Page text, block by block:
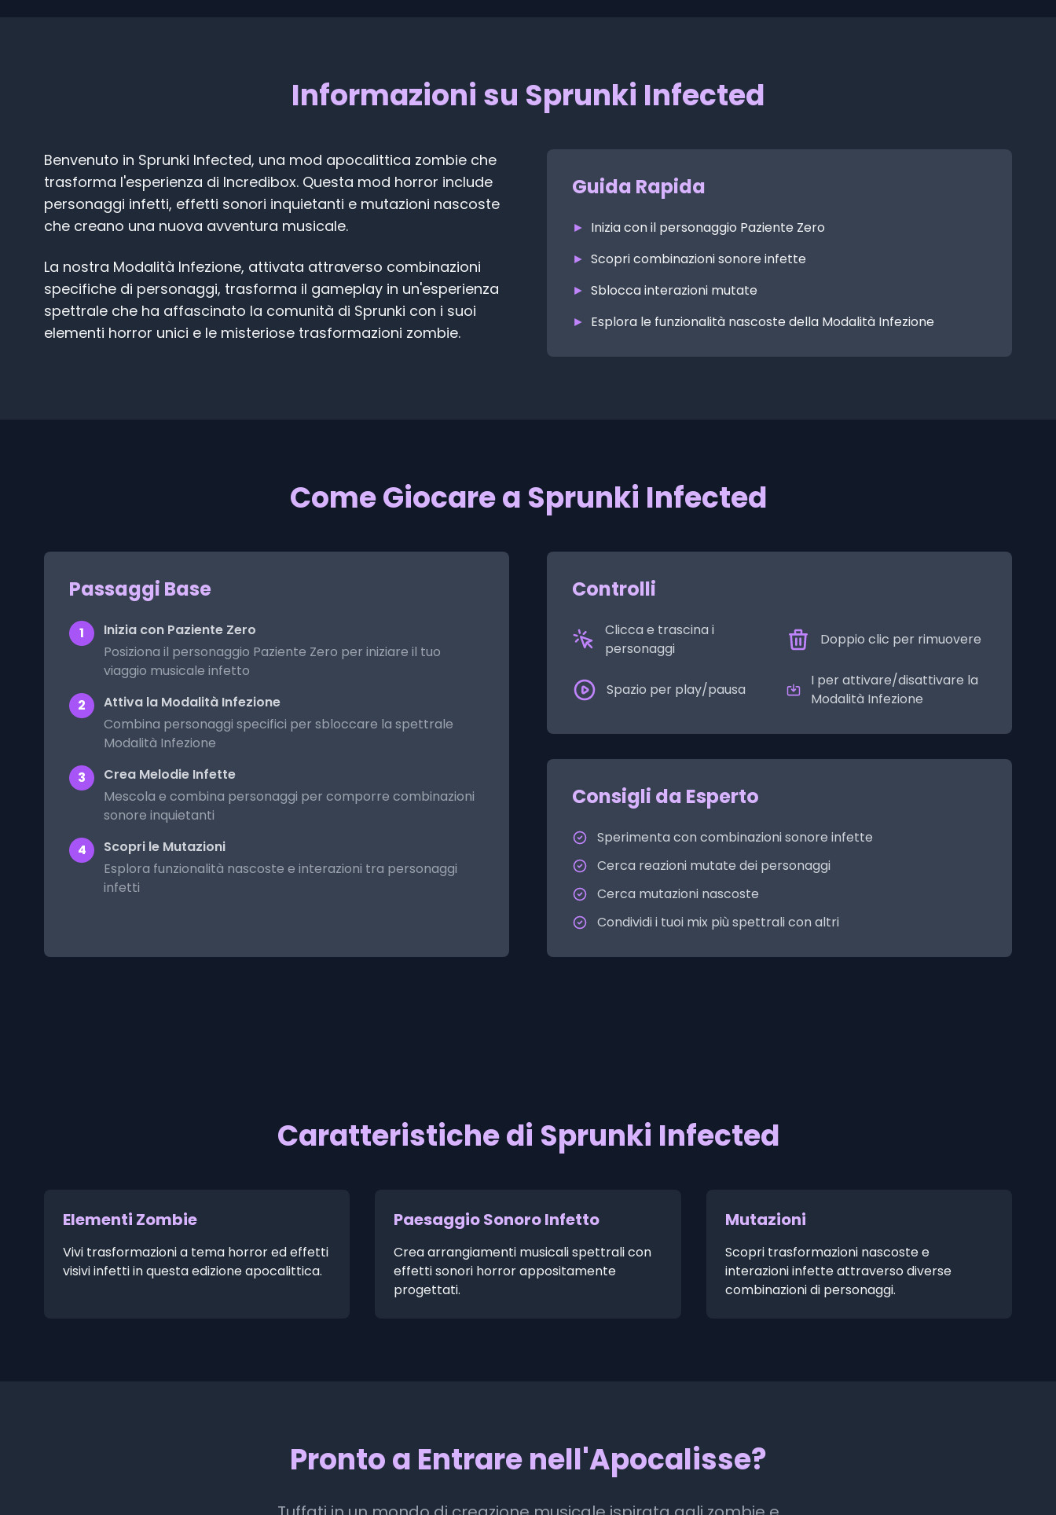
Informazioni su Sprunki Infected
Benvenuto in Sprunki Infected, una mod apocalittica zombie che
trasforma l'esperienza di Incredibox. Questa mod horror include
personaggi infetti, effetti sonori inquietanti e mutazioni nascoste
che creano una nuova avventura musicale.
La nostra Modalità Infezione, attivata attraverso combinazioni
specifiche di personaggi, trasforma il gameplay in un'esperienza
spettrale che ha affascinato la comunità di Sprunki con i suoi
elementi horror unici e le misteriose trasformazioni zombie.
Guida Rapida
► Inizia con il personaggio Paziente Zero
► Scopri combinazioni sonore infette
► Sblocca interazioni mutate
► Esplora le funzionalità nascoste della Modalità Infezione
Come Giocare a Sprunki Infected
Passaggi Base
1
Inizia con Paziente Zero
Posiziona il personaggio Paziente Zero per iniziare il tuo
viaggio musicale infetto
2
Attiva la Modalità Infezione
Combina personaggi specifici per sbloccare la spettrale
Modalità Infezione
3
Crea Melodie Infette
Mescola e combina personaggi per comporre combinazioni
sonore inquietanti
4
Scopri le Mutazioni
Esplora funzionalità nascoste e interazioni tra personaggi
infetti
Controlli
Clicca e trascina i
personaggi
Doppio clic per rimuovere
Spazio per play/pausa
I per attivare/disattivare la
Modalità Infezione
Consigli da Esperto
Sperimenta con combinazioni sonore infette
Cerca reazioni mutate dei personaggi
Cerca mutazioni nascoste
Condividi i tuoi mix più spettrali con altri
Caratteristiche di Sprunki Infected
Elementi Zombie
Vivi trasformazioni a tema horror ed effetti
visivi infetti in questa edizione apocalittica.
Paesaggio Sonoro Infetto
Crea arrangiamenti musicali spettrali con
effetti sonori horror appositamente
progettati.
Mutazioni
Scopri trasformazioni nascoste e
interazioni infette attraverso diverse
combinazioni di personaggi.
Pronto a Entrare nell'Apocalisse?